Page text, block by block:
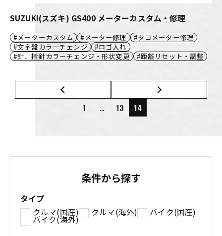
SUZUKI(スズキ) GS400 メーターカスタム・修理
メーターカスタム メーター修理
タコメーター修理
文字盤カラーチェンジ
ロゴ入れ
針、指針カラーチェンジ・形状変更
距離リセット・調整
1 … 13 14
条件から探す
タイプ
クルマ(国産)
クルマ(海外) バイク(国産)
バイク(海外)